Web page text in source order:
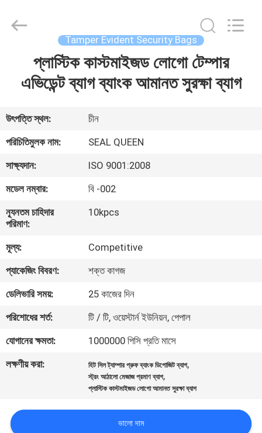
আমাদের
সম্পর্কে
কারখানা
ভ্রমণ
মান
নিয়ন্ত্রণ
যোগাযোগ
করুন
উদ্ধৃতির
আবেদন
Material
Tamper Evident Security Bags
প্লাস্টিক কাস্টমাইজড লোগো টেম্পার
এভিডেন্ট ব্যাগ ব্যাংক আমানত সুরক্ষা ব্যাগ
উৎপত্তি স্থল:
চীন
পরিচিতিমুলক নাম:
SEAL QUEEN
সাক্ষ্যদান:
ISO 9001:2008
মডেল নম্বার:
বি -002
ন্যূনতম চাহিদার
পরিমাণ:
10kpcs
মূল্য:
Competitive
প্যাকেজিং বিবরণ:
শক্ত কাগজ
ডেলিভারি সময়:
25 কাজের দিন
পরিশোধের শর্ত:
টি / টি, ওয়েস্টার্ন ইউনিয়ন, পেপাল
যোগানের ক্ষমতা:
1000000 পিসি প্রতি মাসে
লক্ষণীয় করা:
হিট সিল ট্যাম্পার প্রুফ ব্যাংক ডিপোজিট ব্যাগ,
স্ট্রং আঠালো মেজাজ প্রমাণ ব্যাগ,
প্লাস্টিক কাস্টমাইজড লোগো আমানত সুরক্ষা ব্যাগ
ভালো দাম